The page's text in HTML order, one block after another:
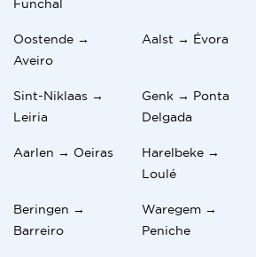
Funchal
Oostende →
Aveiro
Aalst → Évora
Sint-Niklaas →
Leiria
Genk → Ponta
Delgada
Aarlen → Oeiras
Harelbeke →
Loulé
Beringen →
Barreiro
Waregem →
Peniche